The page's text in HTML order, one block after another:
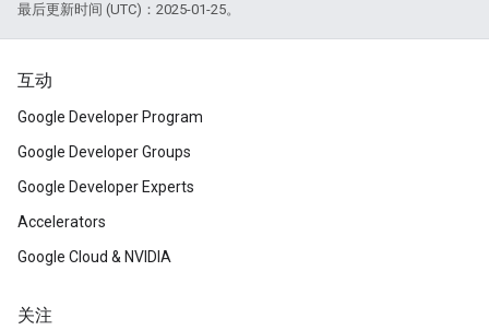
最后更新时间 (UTC)：2025-01-25。
互动
Google Developer Program
Google Developer Groups
Google Developer Experts
Accelerators
Google Cloud & NVIDIA
关注